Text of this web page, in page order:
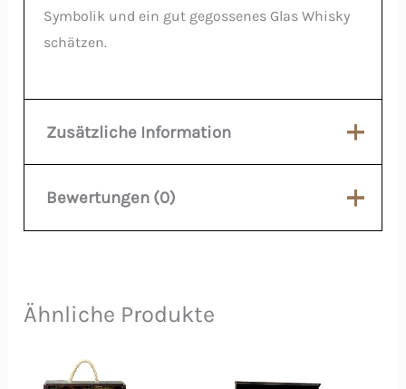
Symbolik und ein gut gegossenes Glas Whisky
schätzen.
Zusätzliche Information
Material
Bewertungen (0)
Schreiben Sie die erste
aus Holz «Jamson»
Ähnliche Produkte